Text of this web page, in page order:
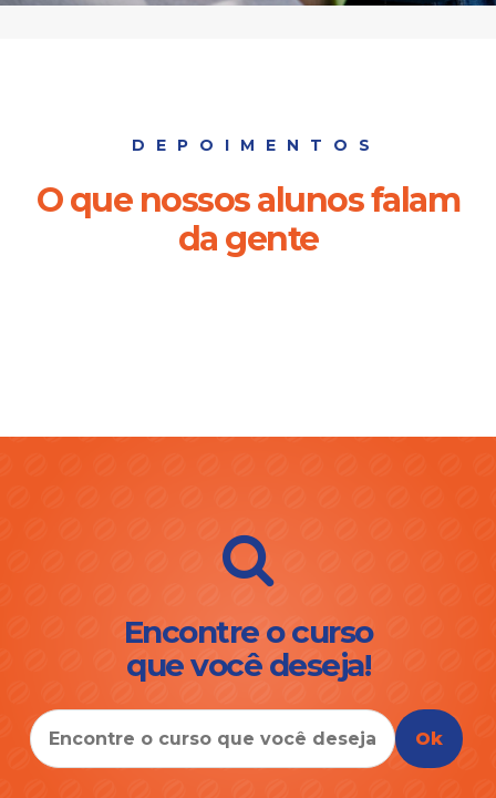
DEPOIMENTOS
O que nossos alunos falam
da gente
Encontre o curso
que você deseja!
Ok